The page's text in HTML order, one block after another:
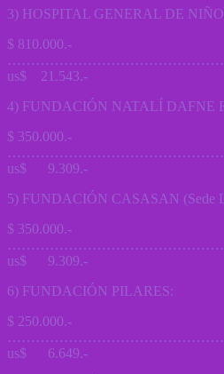
3) HOSPITAL GENERAL DE
$ 810.000.-
us$ 21.543.-
4) FUNDACIÓN NATALÍ DAFNE
$ 350.000.-
us$ 9.309.-
5) FUNDACIÓN CASASAN (Sede
$ 350.000.-
us$ 9.309.-
6) FUNDACIÓN PILARES:
$ 250.000.-
us$ 6.649.-